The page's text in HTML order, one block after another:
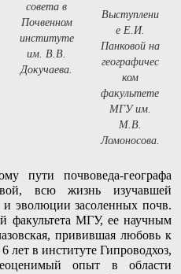
совета в
Почвенном
институте
им. В.В.
Докучаева.
Выступлени
е Е.И.
Панковой на
географичес
ком
факультете
МГУ им.
М.В.
Ломоносова.
пути почвоведа-географа
всю жизнь изучавшей
и эволюции засоленных почв.
факультета МГУ, ее научным
привившая любовь к
в институте Гипроводхоз,
опыт в области